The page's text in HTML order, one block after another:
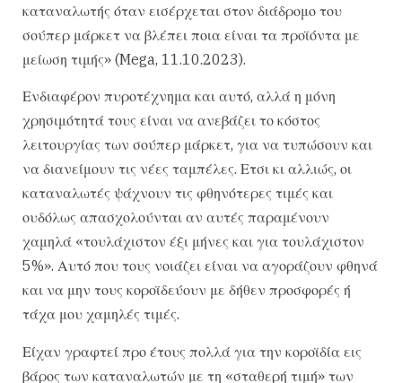
καταναλωτής όταν εισέρχεται στον διάδρομο του
σούπερ μάρκετ να βλέπει ποια είναι τα προϊόντα με
μείωση τιμής» (Mega, 11.10.2023).
Ενδιαφέρον πυροτέχνημα και αυτό, αλλά η μόνη
χρησιμότητά τους είναι να ανεβάζει το κόστος
λειτουργίας των σούπερ μάρκετ, για να τυπώσουν και
να διανείμουν τις νέες ταμπέλες. Ετσι κι αλλιώς, οι
καταναλωτές ψάχνουν τις φθηνότερες τιμές και
ουδόλως απασχολούνται αν αυτές παραμένουν
χαμηλά «τουλάχιστον έξι μήνες και για τουλάχιστον
5%». Αυτό που τους νοιάζει είναι να αγοράζουν φθηνά
και να μην τους κοροϊδεύουν με δήθεν προσφορές ή
τάχα μου χαμηλές τιμές.
Είχαν γραφτεί προ έτους πολλά για την κοροϊδία εις
βάρος των καταναλωτών με τη «σταθερή τιμή» των